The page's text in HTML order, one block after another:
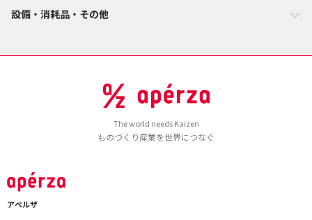
設備・消耗品・その他
The world needs Kaizen
ものづくり産業を世界につなぐ
アペルザ